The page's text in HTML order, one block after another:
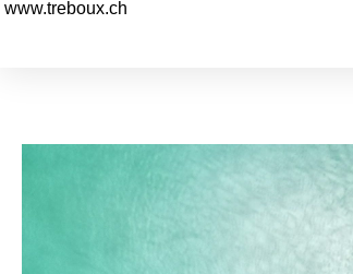
www.treboux.ch